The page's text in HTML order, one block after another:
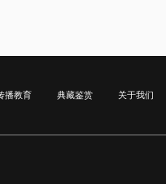
播教育 典藏鉴赏 关于我们